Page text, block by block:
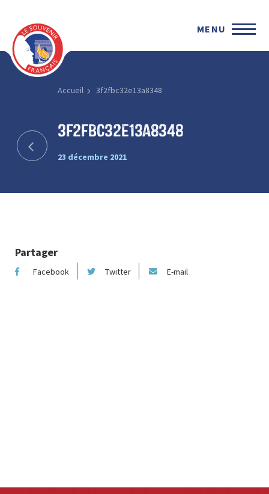
MENU
Accueil 3f2fbc32e13a8348
3f2fbc32e13a8348
23 décembre 2021
Partager
Facebook Twitter E-mail